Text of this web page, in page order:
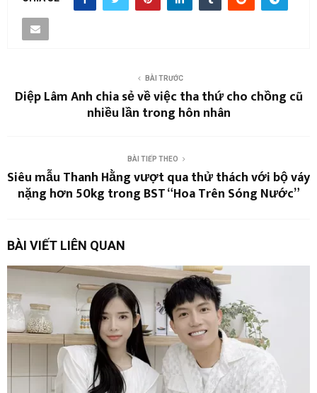
BÀI TRƯỚC
Diệp Lâm Anh chia sẻ về việc tha thứ cho chồng cũ
nhiều lần trong hôn nhân
BÀI TIẾP THEO
Siêu mẫu Thanh Hằng vượt qua thử thách với bộ váy
nặng hơn 50kg trong BST “Hoa Trên Sóng Nước”
BÀI VIẾT LIÊN QUAN